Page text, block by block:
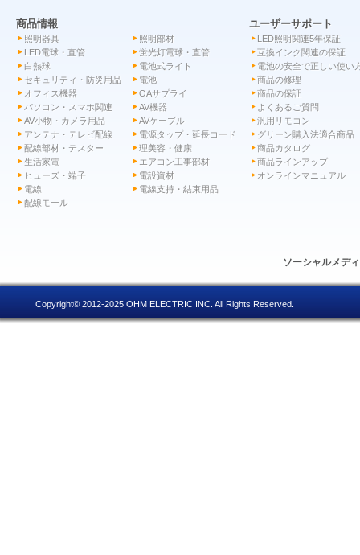
商品情報
照明器具
照明部材
LED電球・直管
蛍光灯電球・直管
白熱球
電池式ライト
セキュリティ・防災用品
電池
オフィス機器
OAサプライ
パソコン・スマホ関連
AV機器
AV小物・カメラ用品
AVケーブル
アンテナ・テレビ配線
電源タップ・延長コード
配線部材・テスター
理美容・健康
生活家電
エアコン工事部材
ヒューズ・端子
電設資材
電線
電線支持・結束用品
配線モール
ユーザーサポート
LED照明関連5年保証
互換インク関連の保証
電池の安全で正しい使い
商品の修理
商品の保証
よくあるご質問
汎用リモコン
グリーン購入法適合商品
商品カタログ
商品ラインアップ
オンラインマニュアル
ソーシャルメデ
Copyright© 2012-2025 OHM ELECTRIC INC. All Rights Reserved.